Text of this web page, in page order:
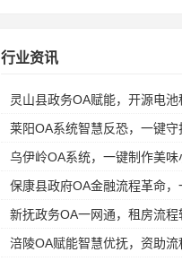
行业资讯
灵山县政务OA赋能，开源电
莱阳OA系统智慧反恐，一键
乌伊岭OA系统，一键制作美
保康县政府OA金融流程革命
新抚政务OA一网通，租房流
涪陵OA赋能智慧优抚，资助